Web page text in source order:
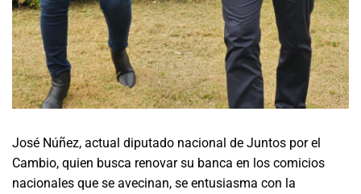
José Núñez, actual diputado nacional de Juntos por el
Cambio, quien busca renovar su banca en los comicios
nacionales que se avecinan, se entusiasma con la